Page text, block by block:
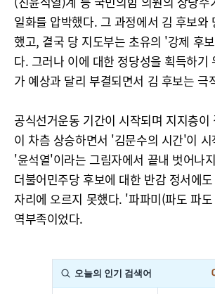
일화를 압박했다. 그 과정에서 김 후보와
했고, 결국 당 지도부는 초유의 '강제 후
다. 그러나 이에 대한 정당성을 획득하기
가 예상과 달리 부결되면서 김 후보는 극
공식선거운동 기간이 시작되며 지지층이
이 차츰 상승하면서 '김문수의 시간'이
'윤석열'이라는 그림자에서 끝내 벗어나
더불어민주당 후보에 대한 반감 정서에
자리에 오르지 못했다. '파파미(파도 파
역부족이었다.